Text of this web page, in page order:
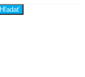
Hľadať